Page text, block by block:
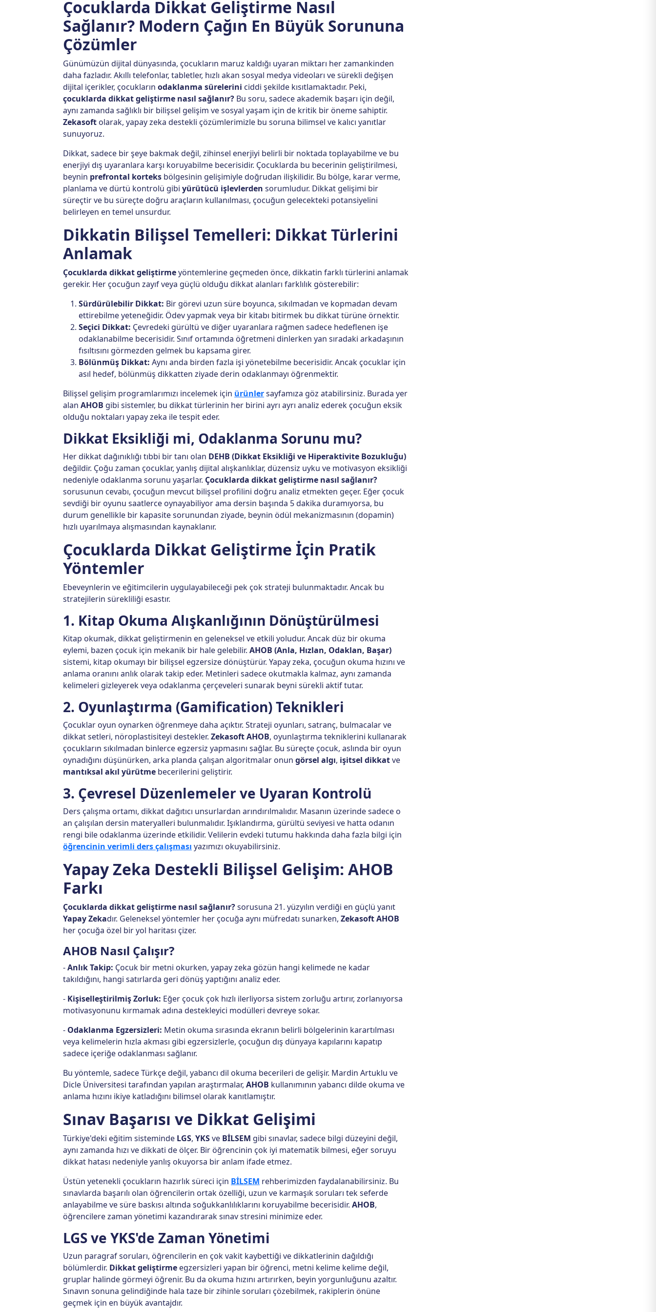
Çocuklarda Dikkat Geliştirme Nasıl
Sağlanır? Modern Çağın En Büyük Sorununa
Çözümler
Günümüzün dijital dünyasında, çocukların maruz kaldığı uyaran miktarı her zamankinden
daha fazladır. Akıllı telefonlar, tabletler, hızlı akan sosyal medya videoları ve sürekli değişen
dijital içerikler, çocukların odaklanma sürelerini ciddi şekilde kısıtlamaktadır. Peki,
çocuklarda dikkat geliştirme nasıl sağlanır? Bu soru, sadece akademik başarı için değil,
aynı zamanda sağlıklı bir bilişsel gelişim ve sosyal yaşam için de kritik bir öneme sahiptir.
Zekasoft olarak, yapay zeka destekli çözümlerimizle bu soruna bilimsel ve kalıcı yanıtlar
sunuyoruz.
Dikkat, sadece bir şeye bakmak değil, zihinsel enerjiyi belirli bir noktada toplayabilme ve bu
enerjiyi dış uyaranlara karşı koruyabilme becerisidir. Çocuklarda bu becerinin geliştirilmesi,
beynin prefrontal korteks bölgesinin gelişimiyle doğrudan ilişkilidir. Bu bölge, karar verme,
planlama ve dürtü kontrolü gibi yürütücü işlevlerden sorumludur. Dikkat gelişimi bir
süreçtir ve bu süreçte doğru araçların kullanılması, çocuğun gelecekteki potansiyelini
belirleyen en temel unsurdur.
Dikkatin Bilişsel Temelleri: Dikkat Türlerini
Anlamak
Çocuklarda dikkat geliştirmeyöntemlerine geçmeden önce, dikkatin farklı türlerini anlamak
gerekir. Her çocuğun zayıf veya güçlü olduğu dikkat alanları farklılık gösterebilir:
Sürdürülebilir Dikkat: Bir görevi uzun süre boyunca, sıkılmadan ve kopmadan devam
ettirebilme yeteneğidir. Ödev yapmak veya bir kitabı bitirmek bu dikkat türüne örnektir.
Seçici Dikkat: Çevredeki gürültü ve diğer uyaranlara rağmen sadece hedeflenen işe
odaklanabilme becerisidir. Sınıf ortamında öğretmeni dinlerken yan sıradaki arkadaşının
fısıltısını görmezden gelmek bu kapsama girer.
Bölünmüş Dikkat: Aynı anda birden fazla işi yönetebilme becerisidir. Ancak çocuklar için
asıl hedef, bölünmüş dikkatten ziyade derin odaklanmayı öğrenmektir.
Bilişsel gelişim programlarımızı incelemek için ürünlersayfamıza göz atabilirsiniz. Burada yer
alan AHOB gibi sistemler, bu dikkat türlerinin her birini ayrı ayrı analiz ederek çocuğun eksik
olduğu noktaları yapay zeka ile tespit eder.
Dikkat Eksikliği mi, Odaklanma Sorunu mu?
Her dikkat dağınıklığı tıbbi bir tanı olan DEHB (Dikkat Eksikliği ve Hiperaktivite Bozukluğu)
değildir. Çoğu zaman çocuklar, yanlış dijital alışkanlıklar, düzensiz uyku ve motivasyon eksikliği
nedeniyle odaklanma sorunu yaşarlar. Çocuklarda dikkat geliştirme nasıl sağlanır?
sorusunun cevabı, çocuğun mevcut bilişsel profilini doğru analiz etmekten geçer. Eğer çocuk
sevdiği bir oyunu saatlerce oynayabiliyor ama dersin başında 5 dakika duramıyorsa, bu
durum genellikle bir kapasite sorunundan ziyade, beynin ödül mekanizmasının (dopamin)
hızlı uyarılmaya alışmasından kaynaklanır.
Çocuklarda Dikkat Geliştirme İçin Pratik
Yöntemler
Ebeveynlerin ve eğitimcilerin uygulayabileceği pek çok strateji bulunmaktadır. Ancak bu
stratejilerin sürekliliği esastır.
1. Kitap Okuma Alışkanlığının Dönüştürülmesi
Kitap okumak, dikkat geliştirmenin en geleneksel ve etkili yoludur. Ancak düz bir okuma
eylemi, bazen çocuk için mekanik bir hale gelebilir. AHOB (Anla, Hızlan, Odaklan, Başar)
sistemi, kitap okumayı bir bilişsel egzersize dönüştürür. Yapay zeka, çocuğun okuma hızını ve
anlama oranını anlık olarak takip eder. Metinleri sadece okutmakla kalmaz, aynı zamanda
kelimeleri gizleyerek veya odaklanma çerçeveleri sunarak beyni sürekli aktif tutar.
2. Oyunlaştırma (Gamification) Teknikleri
Çocuklar oyun oynarken öğrenmeye daha açıktır. Strateji oyunları, satranç, bulmacalar ve
dikkat setleri, nöroplastisiteyi destekler. Zekasoft AHOB, oyunlaştırma tekniklerini kullanarak
çocukların sıkılmadan binlerce egzersiz yapmasını sağlar. Bu süreçte çocuk, aslında bir oyun
oynadığını düşünürken, arka planda çalışan algoritmalar onun görsel algı, işitsel dikkatve
mantıksal akıl yürütme becerilerini geliştirir.
3. Çevresel Düzenlemeler ve Uyaran Kontrolü
Ders çalışma ortamı, dikkat dağıtıcı unsurlardan arındırılmalıdır. Masanın üzerinde sadece o
an çalışılan dersin materyalleri bulunmalıdır. Işıklandırma, gürültü seviyesi ve hatta odanın
rengi bile odaklanma üzerinde etkilidir. Velilerin evdeki tutumu hakkında daha fazla bilgi için
öğrencinin verimli ders çalışması yazımızı okuyabilirsiniz.
Yapay Zeka Destekli Bilişsel Gelişim: AHOB
Farkı
Çocuklarda dikkat geliştirme nasıl sağlanır?sorusuna 21. yüzyılın verdiği en güçlü yanıt
Yapay Zekadır. Geleneksel yöntemler her çocuğa aynı müfredatı sunarken, Zekasoft AHOB
her çocuğa özel bir yol haritası çizer.
AHOB Nasıl Çalışır?
-Anlık Takip: Çocuk bir metni okurken, yapay zeka gözün hangi kelimede ne kadar
takıldığını, hangi satırlarda geri dönüş yaptığını analiz eder.
- Kişiselleştirilmiş Zorluk: Eğer çocuk çok hızlı ilerliyorsa sistem zorluğu artırır, zorlanıyorsa
motivasyonunu kırmamak adına destekleyici modülleri devreye sokar.
- Odaklanma Egzersizleri: Metin okuma sırasında ekranın belirli bölgelerinin karartılması
veya kelimelerin hızla akması gibi egzersizlerle, çocuğun dış dünyaya kapılarını kapatıp
sadece içeriğe odaklanması sağlanır.
Bu yöntemle, sadece Türkçe değil, yabancı dil okuma becerileri de gelişir. Mardin Artuklu ve
Dicle Üniversitesi tarafından yapılan araştırmalar, AHOB kullanımının yabancı dilde okuma ve
anlama hızını ikiye katladığını bilimsel olarak kanıtlamıştır.
Sınav Başarısı ve Dikkat Gelişimi
Türkiye'deki eğitim sisteminde LGS, YKSve BİLSEM gibi sınavlar, sadece bilgi düzeyini değil,
aynı zamanda hızı ve dikkati de ölçer. Bir öğrencinin çok iyi matematik bilmesi, eğer soruyu
dikkat hatası nedeniyle yanlış okuyorsa bir anlam ifade etmez.
Üstün yetenekli çocukların hazırlık süreci için BİLSEM rehberimizden faydalanabilirsiniz. Bu
sınavlarda başarılı olan öğrencilerin ortak özelliği, uzun ve karmaşık soruları tek seferde
anlayabilme ve süre baskısı altında soğukkanlılıklarını koruyabilme becerisidir. AHOB,
öğrencilere zaman yönetimi kazandırarak sınav stresini minimize eder.
LGS ve YKS'de Zaman Yönetimi
Uzun paragraf soruları, öğrencilerin en çok vakit kaybettiği ve dikkatlerinin dağıldığı
bölümlerdir. Dikkat geliştirme egzersizleri yapan bir öğrenci, metni kelime kelime değil,
gruplar halinde görmeyi öğrenir. Bu da okuma hızını artırırken, beyin yorgunluğunu azaltır.
Sınavın sonuna gelindiğinde hala taze bir zihinle soruları çözebilmek, rakiplerin önüne
geçmek için en büyük avantajdır.